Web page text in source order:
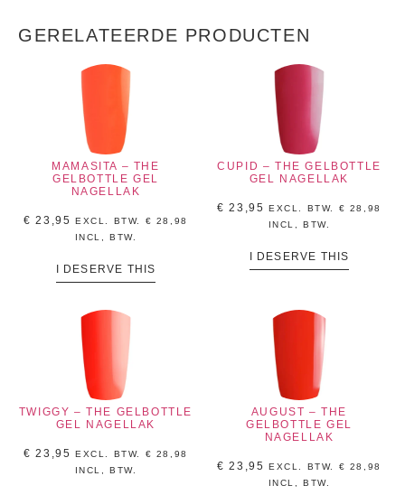
GERELATEERDE PRODUCTEN
MAMASITA – THE
GELBOTTLE GEL
NAGELLAK
€ 23,95 EXCL. BTW. € 28,98
INCL, BTW.
I DESERVE THIS
CUPID – THE GELBOTTLE
GEL NAGELLAK
€ 23,95 EXCL. BTW. € 28,98
INCL, BTW.
I DESERVE THIS
TWIGGY – THE GELBOTTLE
GEL NAGELLAK
€ 23,95 EXCL. BTW. € 28,98
INCL, BTW.
AUGUST – THE
GELBOTTLE GEL
NAGELLAK
€ 23,95 EXCL. BTW. € 28,98
INCL, BTW.